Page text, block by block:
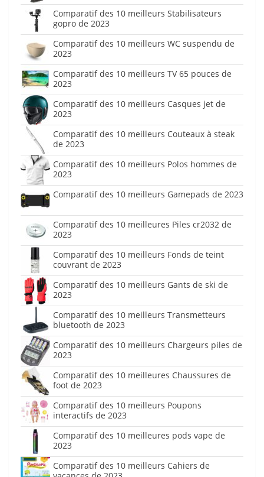
Comparatif des 10 meilleurs Stabilisateurs
gopro de 2023
Comparatif des 10 meilleurs WC suspendu de
2023
Comparatif des 10 meilleurs TV 65 pouces de
2023
Comparatif des 10 meilleurs Casques jet de
2023
Comparatif des 10 meilleurs Couteaux à steak
de 2023
Comparatif des 10 meilleurs Polos hommes de
2023
Comparatif des 10 meilleurs Gamepads de 2023
Comparatif des 10 meilleures Piles cr2032 de
2023
Comparatif des 10 meilleurs Fonds de teint
couvrant de 2023
Comparatif des 10 meilleurs Gants de ski de
2023
Comparatif des 10 meilleurs Transmetteurs
bluetooth de 2023
Comparatif des 10 meilleurs Chargeurs piles de
2023
Comparatif des 10 meilleures Chaussures de
foot de 2023
Comparatif des 10 meilleurs Poupons
interactifs de 2023
Comparatif des 10 meilleures pods vape de
2023
Comparatif des 10 meilleurs Cahiers de